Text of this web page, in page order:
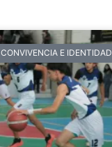
CONVIVENCIA E IDENTIDAD